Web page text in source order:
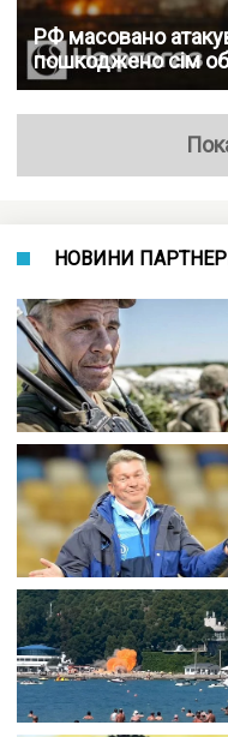
РФ масовано
пошкоджено сім
НОВИНИ